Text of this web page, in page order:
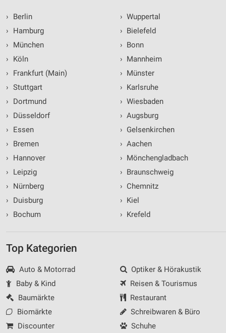
›
Berlin
›
Hamburg
›
München
›
Köln
›
Frankfurt (Main)
› Stuttgart
›
Dortmund
›
Düsseldorf
›
Essen
›
Bremen
›
Hannover
›
Leipzig
›
Nürnberg
›
Duisburg
›
Bochum
› Wuppertal
› Bielefeld
› Bonn
› Mannheim
› Münster
› Karlsruhe
› Wiesbaden
› Augsburg
› Gelsenkirchen
› Aachen
› Mönchengladbach
› Braunschweig
› Chemnitz
› Kiel
› Krefeld
Top Kategorien
Auto & Motorrad
Baby & Kind
Baumärkte
Biomärkte
Discounter
Optiker & Hörakustik
Reisen & Tourismus
Restaurant
Schreibwaren & Büro
Schuhe